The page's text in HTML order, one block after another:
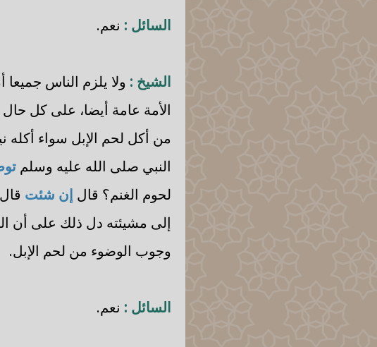
السائل : نعم.
الشيخ : ولا يلزم الناس
الأمة عامة أيضا، على كل
من أكل لحم الإبل سواء أكله
النبي صلى الله عليه وسلم
لحوم الغنم؟ قال إن شئت
إلى مشيئته دل ذلك على أن
وجوب الوضوء من لحم الإبل.
السائل : نعم.